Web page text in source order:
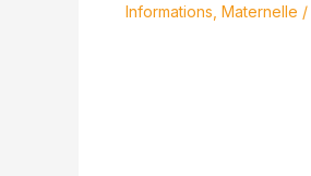
Informations Maternelle /